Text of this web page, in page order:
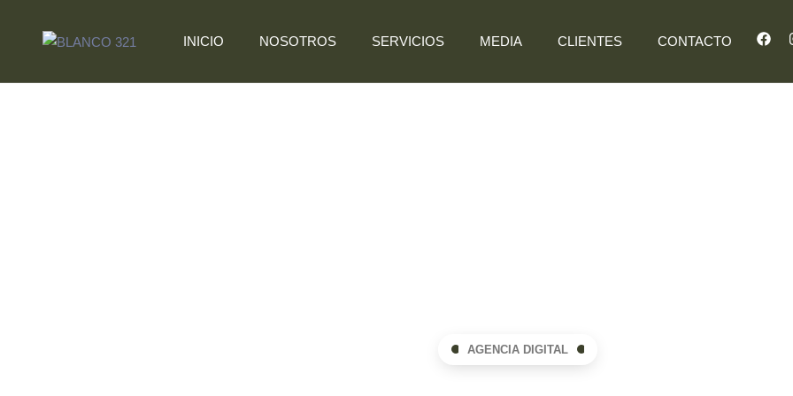
INICIO NOSOTROS SERVICIOS MEDIA CLIENTES CONTACTO
AGENCIA DIGITAL